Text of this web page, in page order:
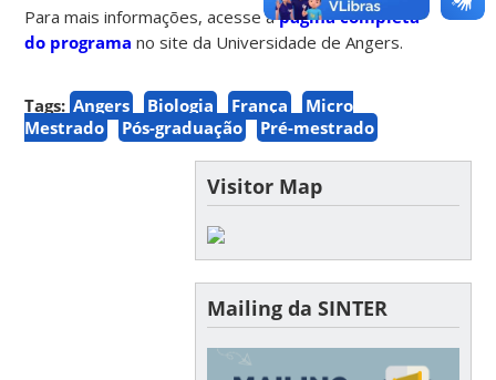
Para mais informações, acesse apágina completa
do programa no site da Universidade de Angers.
Tags: Angers Biologia França
Micro
Mestrado
Pós-graduação Pré-mestrado
Visitor Map
Mailing da SINTER